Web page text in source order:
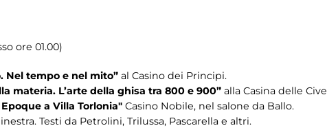
ore 01.00)
Nel tempo e nel mito” al Casino dei Principi.
materia. L’arte della ghisa tra 800 e 900” alla Casina delle
a Villa Torlonia" Casino Nobile, nel salone da Ballo.
Testi da Petrolini, Trilussa, Pascarella e altri.